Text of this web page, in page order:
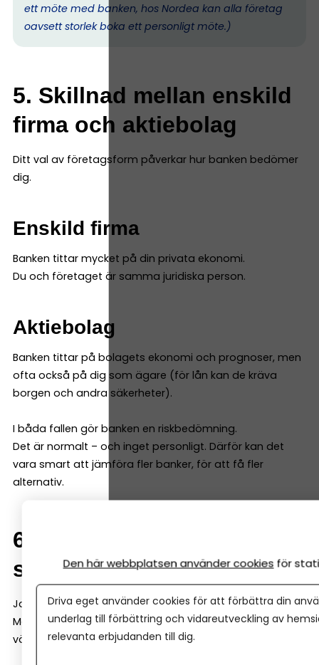
ett möte med banken, hos Nordea kan alla företag
oavsett storlek boka ett personligt möte.)
5. Skillnad mellan enskild
firma och aktiebolag
Ditt val av företagsform påverkar hur banken bedömer
dig.
Enskild firma
Banken tittar mycket på din privata ekonomi.
Du och företaget är samma juridiska person.
Aktiebolag
Banken tittar på bolagets ekonomi och prognoser, men
ofta också på dig som ägare (för lån kan de kräva
borgen och andra säkerheter).
I båda fallen gör banken en riskbedömning.
Det är normalt – och inget personligt. Därför kan det
vara smart att jämföra fler banker, för att få fler
alternativ.
6. Kan man byta bank
senare?
Ja, det går.
Men det är administrativt jobbigt. Därför kan det vara
värt att tänka ett steg längre redan från början.
Den här webbplatsen använder cookies för
Driva eget använder cookies för att förbättra din
underlag till förbättring och vidareutveckling av
relevanta erbjudanden till dig.